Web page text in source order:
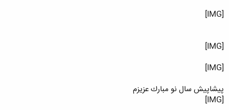
[IMG]
[IMG]
[IMG]
پيشاپيش سال نو مبارك عزيزم
[IMG]